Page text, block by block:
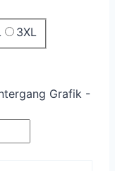
3XL
Grafik -